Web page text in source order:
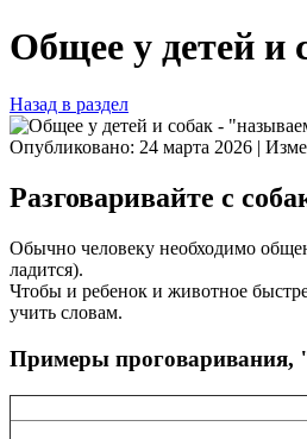
Общее у детей и
Назад в раздел
Опубликовано: 24 марта 2026 |
Разговаривайте с
Обычно человеку необходимо
ладится).
Чтобы и ребенок и животное
учить словам.
Примеры проговаривания,